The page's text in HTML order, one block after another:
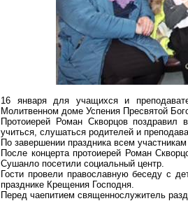
16 января для учащихся и
Молитвенном доме Успения Пресвятой
Протоиерей Роман Скворцов
учиться, слушаться родителей и
По завершении праздника всем
После концерта протоиерей Роман
Сушанло посетили социальный центр.
Гости провели православную беседу с
празднике Крещения Господня.
Перед чаепитием священнослужитель